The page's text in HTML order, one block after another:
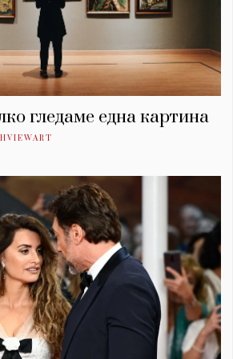
гледаме една картина